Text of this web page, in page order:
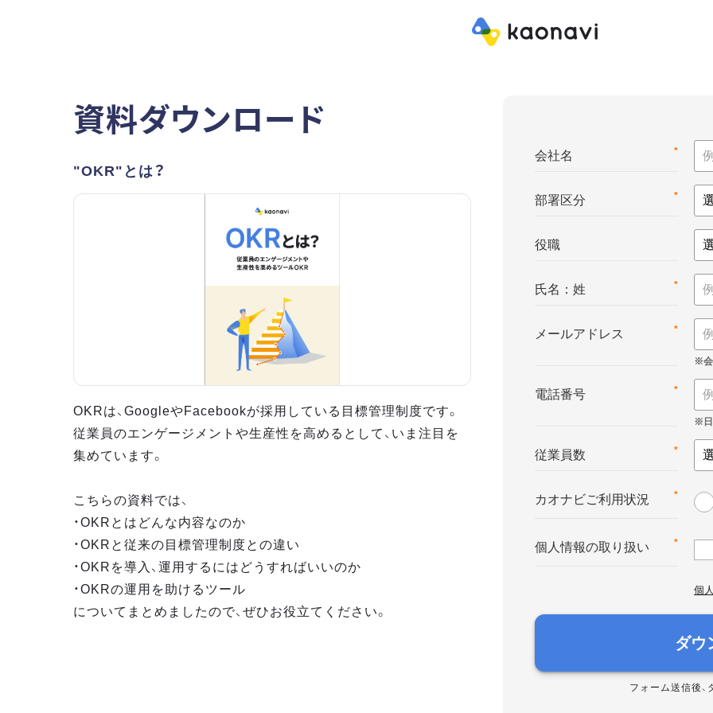
資料ダウンロード
"OKR"とは？
OKRは、GoogleやFacebookが採用している目標管理制度です。
従業員のエンゲージメントや生産性を高めるとして、いま注目を
集めています。
こちらの資料では、
・OKRとはどんな内容なのか
・OKRと従来の目標管理制度との違い
・OKRを導入、運用するにはどうすればいいのか
・OKRの運用を助けるツール
についてまとめましたので、ぜひお役立てください。
*
会社名
*
部署区分
役職
*
氏名：姓
*
メールアドレス
*
電話番号
*
従業員数
*
カオナビご利用状況
*
個人情報の取り扱い
個
ダウ
フォーム送信後